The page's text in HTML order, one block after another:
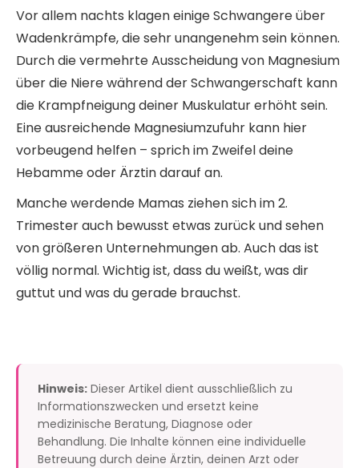
Vor allem nachts klagen einige Schwangere über
Wadenkrämpfe, die sehr unangenehm sein können.
Durch die vermehrte Ausscheidung von Magnesium
über die Niere während der Schwangerschaft kann
die Krampfneigung deiner Muskulatur erhöht sein.
Eine ausreichende Magnesiumzufuhr kann hier
vorbeugend helfen – sprich im Zweifel deine
Hebamme oder Ärztin darauf an.
Manche werdende Mamas ziehen sich im 2.
Trimester auch bewusst etwas zurück und sehen
von größeren Unternehmungen ab. Auch das ist
völlig normal. Wichtig ist, dass du weißt, was dir
guttut und was du gerade brauchst.
Hinweis: Dieser Artikel dient ausschließlich zu
Informationszwecken und ersetzt keine
medizinische Beratung, Diagnose oder
Behandlung. Die Inhalte können eine individuelle
Betreuung durch deine Ärztin, deinen Arzt oder